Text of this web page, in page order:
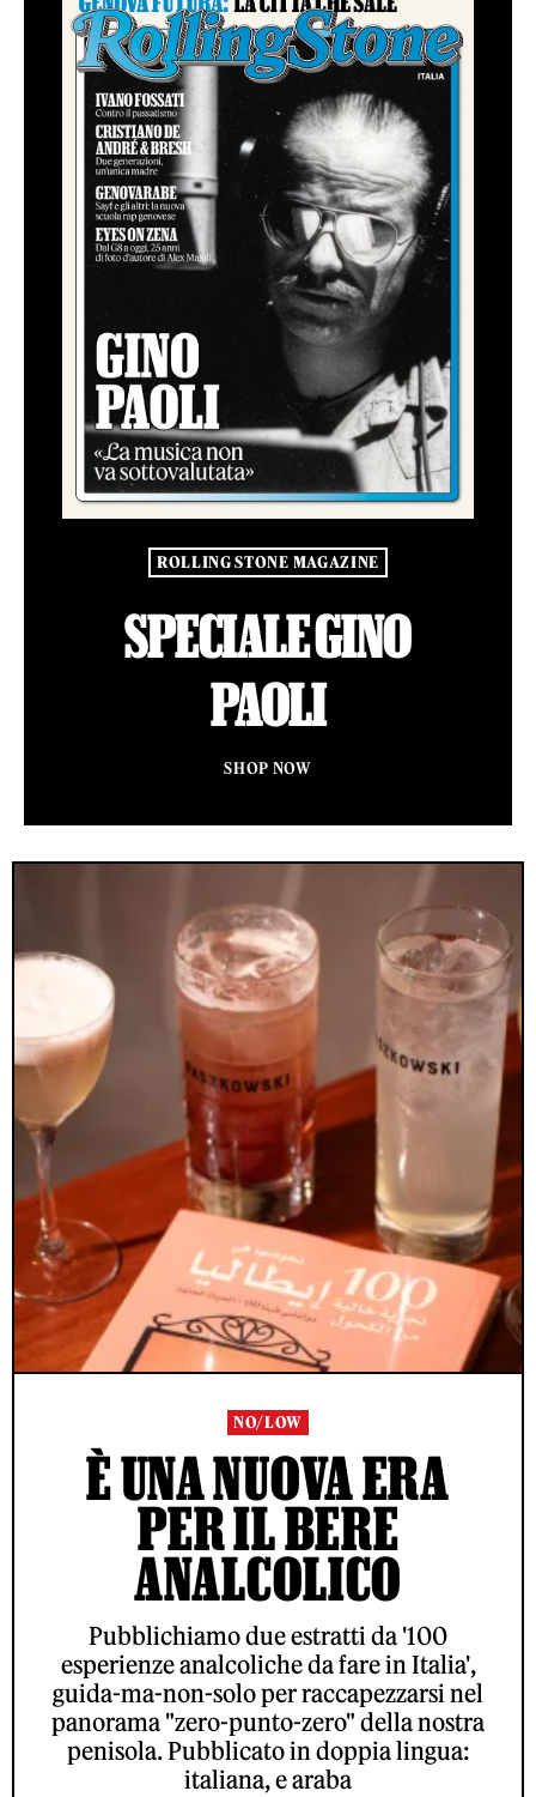
ROLLING STONE MAGAZINE
SPECIALE GINO
PAOLI
SHOP NOW
NO/LOW
È UNA NUOVA ERA
PER IL BERE
ANALCOLICO
Pubblichiamo due estratti da '100
esperienze analcoliche da fare in Italia',
guida-ma-non-solo per raccapezzarsi nel
panorama "zero-punto-zero" della nostra
penisola. Pubblicato in doppia lingua:
italiana, e araba